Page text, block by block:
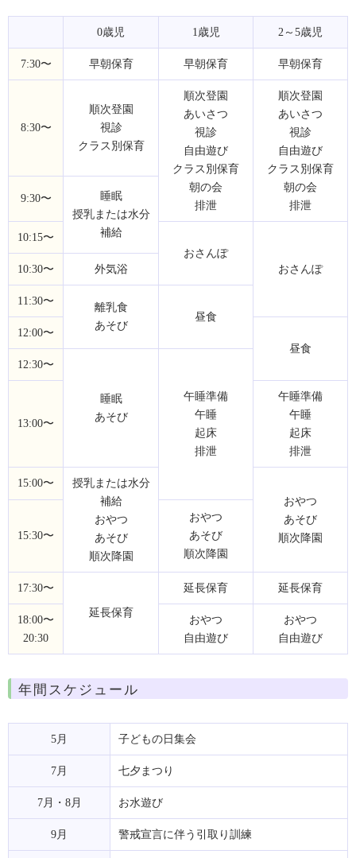
0歳児 1歳児 2～5歳児
7:30〜 早朝保育 早朝保育 早朝保育
8:30〜
順次登園
視診
クラス別保育
順次登園
あいさつ
視診
自由遊び
クラス別保育
朝の会
排泄
順次登園
あいさつ
視診
自由遊び
クラス別保育
朝の会
排泄
9:30〜
睡眠
授乳または水分
補給
10:15〜
おさんぽ
おさんぽ
10:30〜 外気浴
11:30〜
離乳食
あそび
昼食
12:00〜
昼食
12:30〜
睡眠
あそび
午睡準備
午睡
起床
排泄
13:00〜
午睡準備
午睡
起床
排泄
15:00〜
授乳または水分
補給
おやつ
あそび
順次降園
おやつ
あそび
順次降園
15:30〜
おやつ
あそび
順次降園
17:30〜
延長保育
延長保育 延長保育
18:00〜
20:30
おやつ
自由遊び
おやつ
自由遊び
年間スケジュール
5月 子どもの日集会
7月 七夕まつり
7月・8月 お水遊び
9月 警戒宣言に伴う引取り訓練